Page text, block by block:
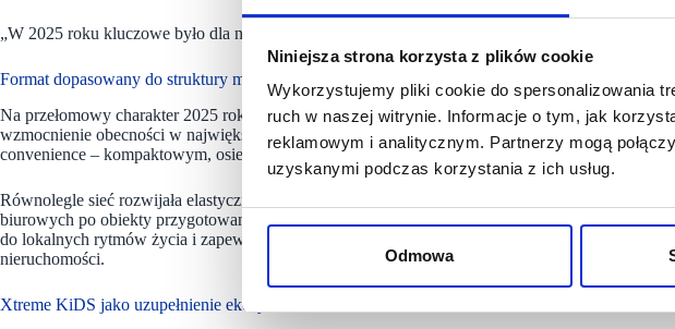
Niniejsza strona korzysta z plików cookie
Wykorzystujemy pliki cookie do spersonalizowania
ruch w naszej witrynie. Informacje o tym, jak
reklamowym i analitycznym. Partnerzy mogą
uzyskanymi podczas korzystania z ich usług.
Odmowa
„W 2025 roku kluczowe było dla nas nie tylko tempo ekspansji, ale zdolność organizacji do
Format dopasowany do struktury miasta i stylu życia
Na przełomowy charakter 2025 roku wpłynęła nie tylko liczba otwarć, lecz także ich struktura.
wzmocnienie obecności w największych aglomeracjach. W samej Warszawie uruchomiono
convenience – kompaktowym, osiedlowym, zaprojektowanym z myślą o regularnych, krótkich
Równolegle sieć rozwijała elastyczne formaty lokalizacyjne: od klubów funkcjonujących w
biurowych po obiekty przygotowane do działania w formule 24/7. Takie podejście pozwala
do lokalnych rytmów życia i zapewnia stabilny, całoroczny popyt – zarówno z perspektywy
nieruchomości.
Xtreme KiDS jako uzupełnienie ekosystemu